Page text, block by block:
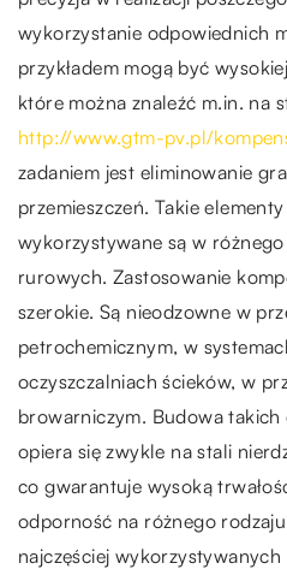
wykorzystanie odpowiednich
przykładem mogą być
które można znaleźć m.in. na
http://www.gtm-pv.pl/
zadaniem jest eliminowanie
przemieszczeń. Takie
wykorzystywane są w
rurowych. Zastosowanie
szerokie. Są nieodzowne w
petrochemicznym, w
oczyszczalniach ścieków, w
browarniczym. Budowa
opiera się zwykle na stali
co gwarantuje wysoką
odporność na różnego
najczęściej